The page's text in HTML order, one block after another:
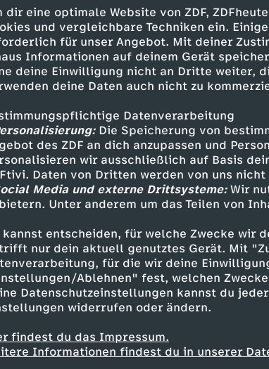
dir eine optimale Website von ZDF,
und vergleichbare Techniken ein.
für unser Angebot. Mit deiner
Informationen auf deinem Gerät
deine Einwilligung nicht an Dritte weiter,
deine Daten auch nicht zu
Datenverarbeitung
Die Speicherung von
des ZDF an dich anzupassen und
wir ausschließlich auf Basis
Daten von Dritten werden von uns
Media und externe Drittsysteme:Wir
Unter anderem um das Teilen von
kannst entscheiden, für welche Zwecke wir
nur dein aktuell genutztes Gerät. Mit
für die wir deine
Ablehnen" fest, welchen
Datenschutzeinstellungen kannst du
widerrufen oder ändern.
findest du das Impressum.
Informationen findest du in unserer
für immer verlieren? Am Ende ihres
Die beiden könnten
miteinander ihre tiefsten Gefühle
Melody Haase (31) ist Reality-TV-
Promis unter Palmen. Sie ist single,
über alles. Ihr größter Wunsch:
doch True Love, sagt sie, kennt sie
Waltraud (76) ist Witwe. Sie hat ihre
verloren. Sie pflegte ihren Mann bis
fand durch Musik, Tanz und
neu auf, eine neue Liebe kommt für
Zwei Generationen, zwei Biografien
Eifersucht, Karriere, Verlust und die